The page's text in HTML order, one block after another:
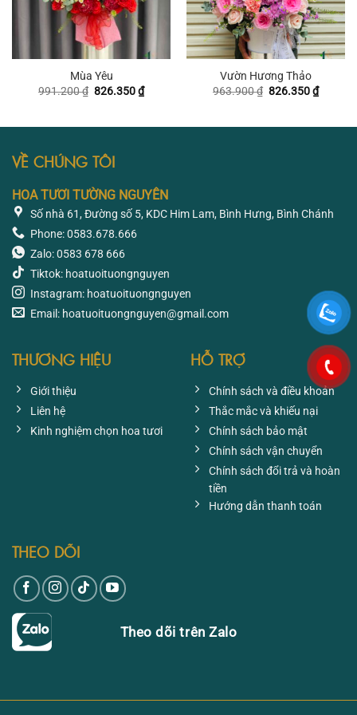
Mùa Yêu
991.200₫ Giá
826.350₫Giá
hiện
826.350 ₫.
Vườn Hương Thảo
963.900₫ Giá
826.350₫Giá
hiện
VỀ CHÚNG TÔI
HOA TƯƠI TƯỜNG NGUYÊN
Số nhà 61, Đường số 5, KDC Him Lam, Bình Hưng, Bình Chánh
Phone: 0583.678.666
Zalo: 0583 678 666
Tiktok: hoatuoituongnguyen
Instagram: hoatuoituongnguyen
Email: hoatuoituongnguyen@gmail.com
THƯƠNG HIỆU
Giới thiệu
Liên hệ
Kinh nghiệm chọn hoa tươi
HỖ TRỢ
Chính sách và điều khoản
Thắc mắc và khiếu nại
Chính sách bảo mật
Chính sách vận chuyển
Chính sách đổi trả và hoàn
tiền
Hướng dẫn thanh toán
THEO DÕI
Theo dõi trên Zalo